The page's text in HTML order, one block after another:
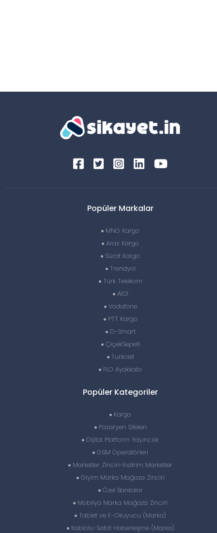
Popüler Markalar
MNG Kargo
Aras Kargo
Sürat Kargo
Trendyol
Türk Telekom
A101
Vodafone
PTT Kargo
D-Smart
ÇiçekSepeti
Turkcell
FLO Ayakkabı
Popüler Kategoriler
Kargo
Pazaryeri Siteleri
Dijital Platform Yayıncılık
GSM Operatörleri
Marketler Zinciri-İndirim Marketler
Giyim Marka Mağaza Zinciri
Özel Bankalar
Mobilya Marka Mağaza Zinciri
Tablet ve E-Okuyucu (Marka)
Kablolu-Sabit Haberleşme (Marka)